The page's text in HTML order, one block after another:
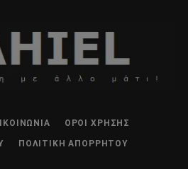
ΌΡΟΙ ΧΡΉΣΗΣ
ΠΟΛΙΤΙΚΉ ΑΠΟΡΡΉΤΟΥ